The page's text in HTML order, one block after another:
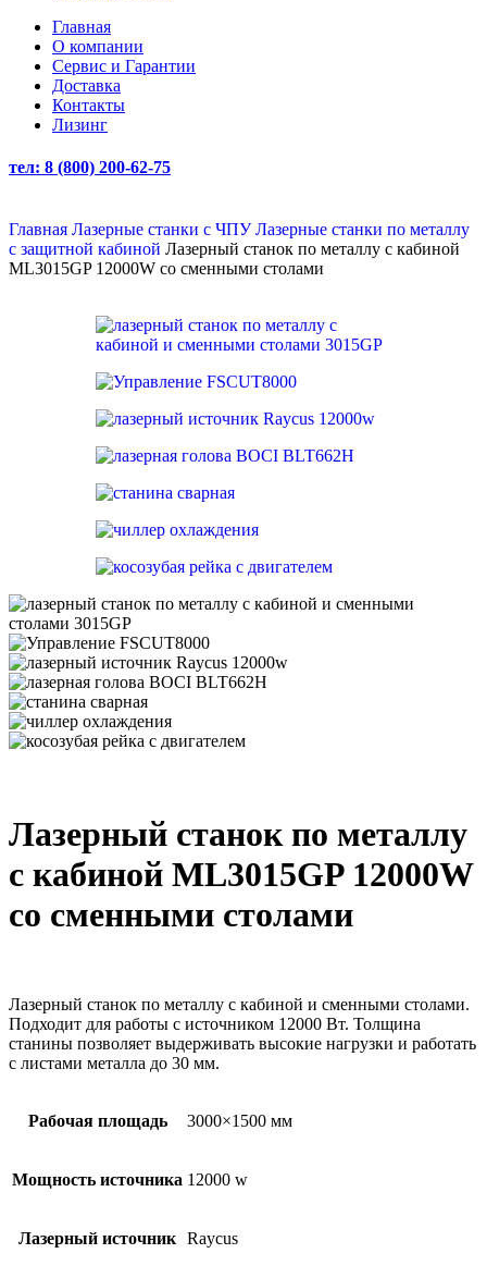
Главная
О компании
Сервис и Гарантии
Доставка
Контакты
Лизинг
тел: 8 (800) 200-62-75
Главная Лазерные станки с ЧПУЛазерные станки по металлу
с защитной кабиной Лазерный станок по металлу с кабиной
ML3015GP 12000W со сменными столами
Лазерный станок по металлу
с кабиной ML3015GP 12000W
со сменными столами
Лазерный станок по металлу с кабиной и сменными столами.
Подходит для работы с источником 12000 Вт. Толщина
станины позволяет выдерживать высокие нагрузки и работать
с листами металла до 30 мм.
Рабочая площадь 3000×1500 мм
Мощность источника 12000 w
Лазерный источник Raycus